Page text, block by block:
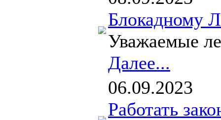
Блокадному
Уважаемые
Далее...
06.09.2023
Работать